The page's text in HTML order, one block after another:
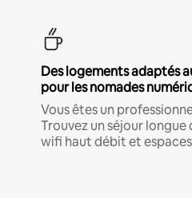
Des logements adaptés
pour les nomades
Vous êtes un
Trouvez un séjour longue
wifi haut débit et